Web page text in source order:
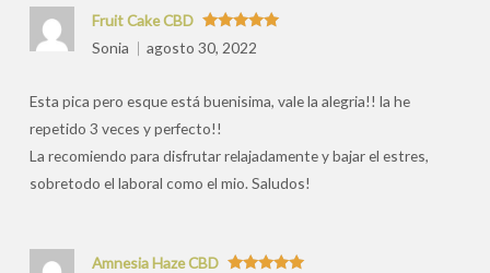
Valorado
con5de 5
Fruit Cake CBD
Sonia
agosto 30, 2022
Esta pica pero esque está buenisima, vale la alegria!! la he
repetido 3 veces y perfecto!!
La recomiendo para disfrutar relajadamente y bajar el estres,
sobretodo el laboral como el mio. Saludos!
Amnesia Haze CBD